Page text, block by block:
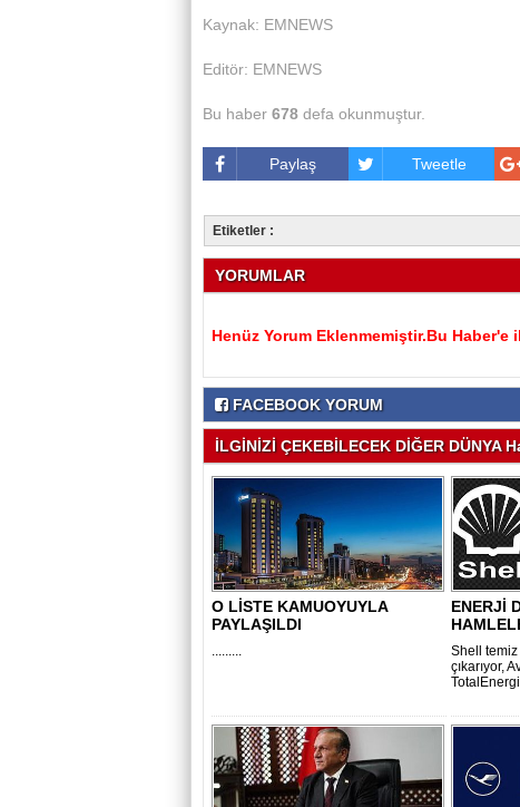
Kaynak: EMNEWS
Editör: EMNEWS
Bu haber 678 defa okunmuştur.
Paylaş Tweetle
Etiketler :
YORUMLAR
Henüz Yorum Eklenmemiştir.Bu
FACEBOOK YORUM
İLGİNİZİ ÇEKEBİLECEK DİĞER DÜNYA
O LİSTE KAMUOYUYLA
PAYLAŞILDI
.........
ENERJİ
Shell temiz
çıkarıyor,